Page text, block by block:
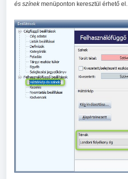
és színekmenüponton keresztül érhető el.